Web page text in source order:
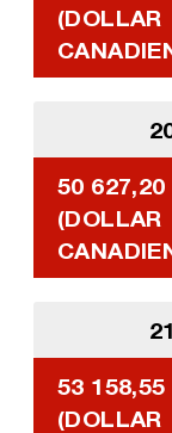
(DOLLAR
50 627,20
(DOLLAR
53 158,55
(DOLLAR